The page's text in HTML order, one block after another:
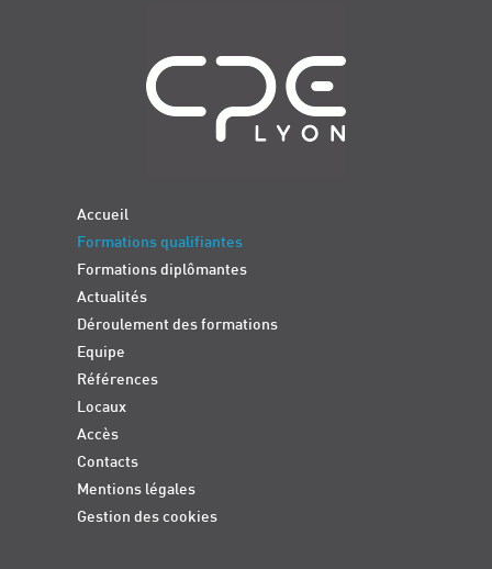
Accueil
Formations qualifiantes
Formations diplômantes
Actualités
Déroulement des formations
Equipe
Références
Locaux
Accès
Contacts
Mentions légales
Gestion des cookies